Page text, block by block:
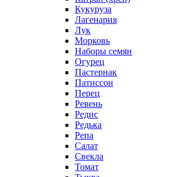
Кукуруза
Лагенария
Лук
Морковь
Наборы семян
Огурец
Пастернак
Патиссон
Перец
Ревень
Редис
Редька
Репа
Салат
Свекла
Томат